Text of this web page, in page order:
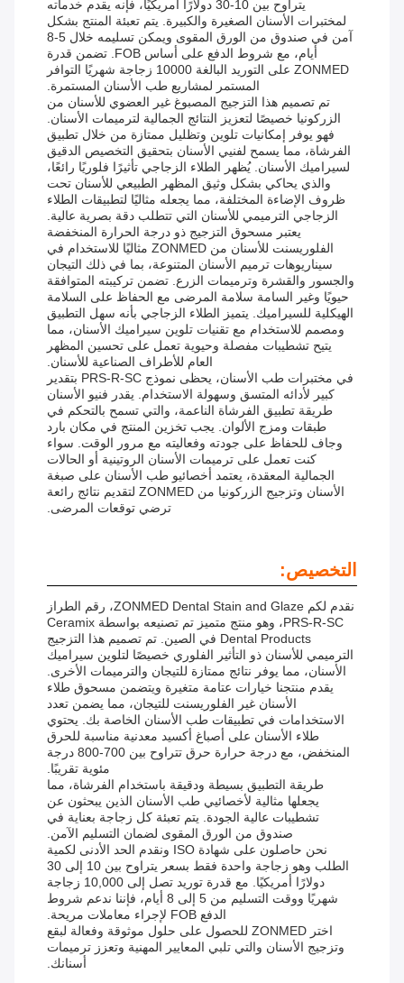
يتراوح بين 10-30 دولارًا أمريكيًا، فإنه يقدم خدماته
لمختبرات الأسنان الصغيرة والكبيرة. يتم تعبئة المنتج بشكل
آمن في صندوق من الورق المقوى ويمكن تسليمه خلال 5-8
أيام، مع شروط الدفع على أساس FOB. تضمن قدرة
ZONMED على التوريد البالغة 10000 زجاجة شهريًا التوافر
المستمر لمشاريع طب الأسنان المستمرة.
تم تصميم هذا التزجيج المصبوغ غير العضوي للأسنان من
الزركونيا خصيصًا لتعزيز النتائج الجمالية لترميمات الأسنان.
فهو يوفر إمكانيات تلوين وتظليل ممتازة من خلال تطبيق
الفرشاة، مما يسمح لفنيي الأسنان بتحقيق التخصيص الدقيق
لسيراميك الأسنان. يُظهر الطلاء الزجاجي تأثيرًا فلوريًا رائعًا،
والذي يحاكي بشكل وثيق المظهر الطبيعي للأسنان تحت
ظروف الإضاءة المختلفة، مما يجعله مثاليًا لتطبيقات الطلاء
الزجاجي الترميمي للأسنان التي تتطلب دقة بصرية عالية.
يعتبر مسحوق التزجيج ذو درجة الحرارة المنخفضة
الفلوريسنت للأسنان من ZONMED مثاليًا للاستخدام في
سيناريوهات ترميم الأسنان المتنوعة، بما في ذلك التيجان
والجسور والقشرة وترميمات الزرع. تضمن تركيبته المتوافقة
حيويًا وغير السامة سلامة المرضى مع الحفاظ على السلامة
الهيكلية للسيراميك. يتميز الطلاء الزجاجي بأنه سهل التطبيق
ومصمم للاستخدام مع تقنيات تلوين سيراميك الأسنان، مما
يتيح تشطيبات مفصلة وحيوية تعمل على تحسين المظهر
العام للأطراف الصناعية للأسنان.
في مختبرات طب الأسنان، يحظى نموذج PRS-R-SC بتقدير
كبير لأدائه المتسق وسهولة الاستخدام. يقدر فنيو الأسنان
طريقة تطبيق الفرشاة الناعمة، والتي تسمح بالتحكم في
طبقات ومزج الألوان. يجب تخزين المنتج في مكان بارد
وجاف للحفاظ على جودته وفعاليته مع مرور الوقت. سواء
كنت تعمل على ترميمات الأسنان الروتينية أو الحالات
الجمالية المعقدة، يعتمد أخصائيو طب الأسنان على صبغة
الأسنان وتزجيج الزركونيا من ZONMED لتقديم نتائج رائعة
ترضي توقعات المرضى.
التخصيص:
نقدم لكم ZONMED Dental Stain and Glaze، رقم الطراز
PRS-R-SC، وهو منتج متميز تم تصنيعه بواسطة Ceramix
Dental Products في الصين. تم تصميم هذا التزجيج
الترميمي للأسنان ذو التأثير الفلوري خصيصًا لتلوين سيراميك
الأسنان، مما يوفر نتائج ممتازة للتيجان والترميمات الأخرى.
يقدم منتجنا خيارات عتامة متغيرة ويتضمن مسحوق طلاء
الأسنان غير الفلوريسنت للتيجان، مما يضمن تعدد
الاستخدامات في تطبيقات طب الأسنان الخاصة بك. يحتوي
طلاء الأسنان على أصباغ أكسيد معدنية مناسبة للحرق
المنخفض، مع درجة حرارة حرق تتراوح بين 700-800 درجة
مئوية تقريبًا.
طريقة التطبيق بسيطة ودقيقة باستخدام الفرشاة، مما
يجعلها مثالية لأخصائيي طب الأسنان الذين يبحثون عن
تشطيبات عالية الجودة. يتم تعبئة كل زجاجة بعناية في
صندوق من الورق المقوى لضمان التسليم الآمن.
نحن حاصلون على شهادة ISO ونقدم الحد الأدنى لكمية
الطلب وهو زجاجة واحدة فقط بسعر يتراوح بين 10 إلى 30
دولارًا أمريكيًا. مع قدرة توريد تصل إلى 10,000 زجاجة
شهريًا ووقت التسليم من 5 إلى 8 أيام، فإننا ندعم شروط
الدفع FOB لإجراء معاملات مريحة.
اختر ZONMED للحصول على حلول موثوقة وفعالة لبقع
وتزجيج الأسنان والتي تلبي المعايير المهنية وتعزز ترميمات
أسنانك.